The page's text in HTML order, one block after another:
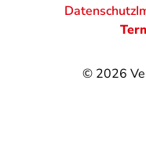
© 2026
Datenschutz